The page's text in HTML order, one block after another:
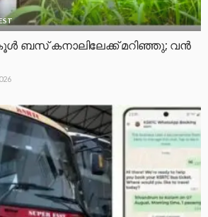
ബസ് കനാലിലേക്ക് മറിഞ്ഞു; വൻ